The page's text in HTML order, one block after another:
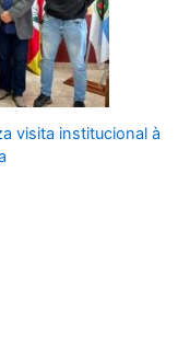
visita institucional à